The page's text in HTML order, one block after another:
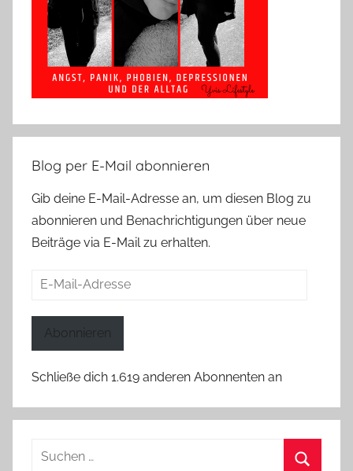
Blog per E-Mail abonnieren
Gib deine E-Mail-Adresse an, um diesen Blog zu
abonnieren und Benachrichtigungen über neue
Beiträge via E-Mail zu erhalten.
E-
Abonnieren
Schließe dich 1.619 anderen Abonnenten an
Suchen